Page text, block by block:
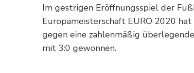
Im gestrigen Eröffnungsspiel der
Europameisterschaft EURO 2020
gegen eine zahlenmäßig
mit 3:0 gewonnen.